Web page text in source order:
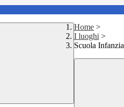
Home >
I luoghi >
Scuola Infanzia